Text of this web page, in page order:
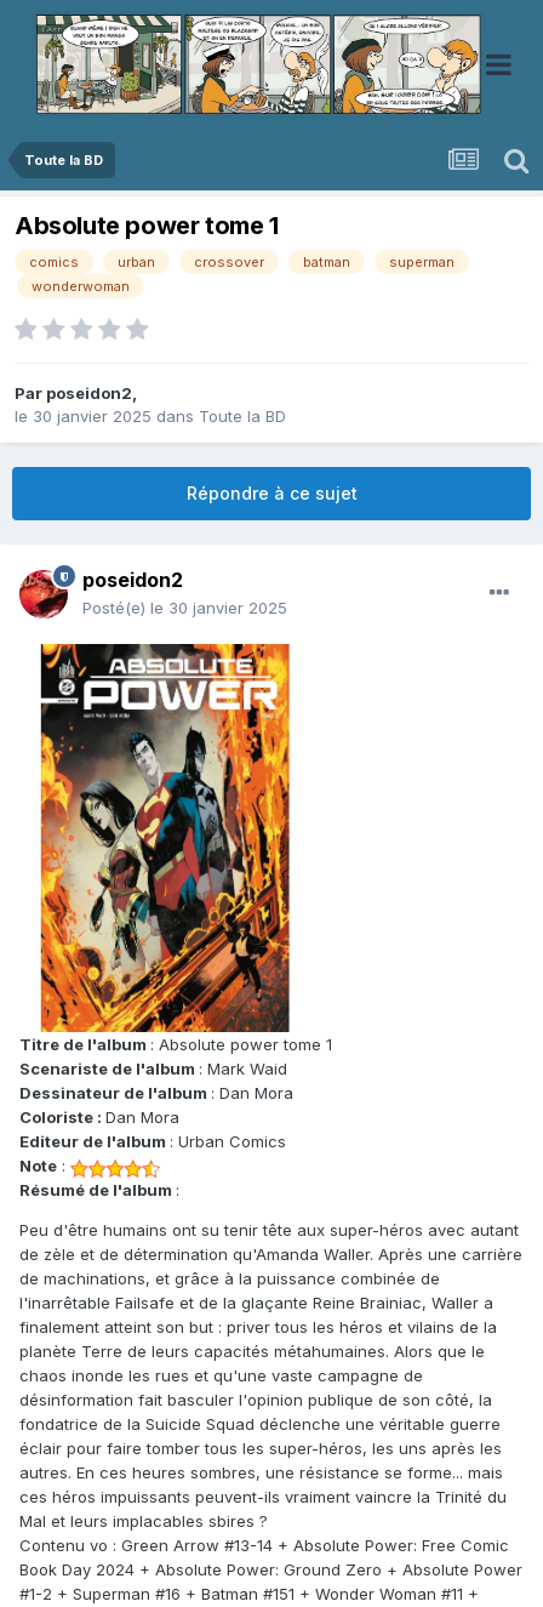
Toute la BD
Absolute power tome 1
comics urban crossover batman
superman
wonderwoman
Par poseidon2,
le 30 janvier 2025 dans Toute la BD
Répondre à ce sujet
poseidon2
Posté(e) le 30 janvier 2025
Titre de l'album : Absolute power tome 1
Scenariste de l'album : Mark Waid
Dessinateur de l'album : Dan Mora
Coloriste : Dan Mora
Editeur de l'album : Urban Comics
Note :
Résumé de l'album :
Peu d'être humains ont su tenir tête aux super-héros avec autant
de zèle et de détermination qu'Amanda Waller. Après une carrière
de machinations, et grâce à la puissance combinée de
l'inarrêtable Failsafe et de la glaçante Reine Brainiac, Waller a
finalement atteint son but : priver tous les héros et vilains de la
planète Terre de leurs capacités métahumaines. Alors que le
chaos inonde les rues et qu'une vaste campagne de
désinformation fait basculer l'opinion publique de son côté, la
fondatrice de la Suicide Squad déclenche une véritable guerre
éclair pour faire tomber tous les super-héros, les uns après les
autres. En ces heures sombres, une résistance se forme... mais
ces héros impuissants peuvent-ils vraiment vaincre la Trinité du
Mal et leurs implacables sbires ?
Contenu vo : Green Arrow #13-14 + Absolute Power: Free Comic
Book Day 2024 + Absolute Power: Ground Zero + Absolute Power
#1-2 + Superman #16 + Batman #151 + Wonder Woman #11 +